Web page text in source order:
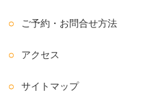
ご予約・お問合せ方法
アクセス
サイトマップ